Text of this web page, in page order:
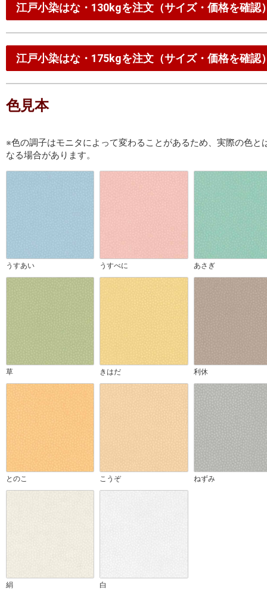
江戸小染はな・130kgを注文（サイズ・価格を確認
江戸小染はな・175kgを注文（サイズ・価格を確認
色見本
※色の調子はモニタによって変わることがあるため、実際の色と
なる場合があります。
うすあい うすべに あさぎ
草 きはだ 利休
とのこ こうぞ ねずみ
絹 白